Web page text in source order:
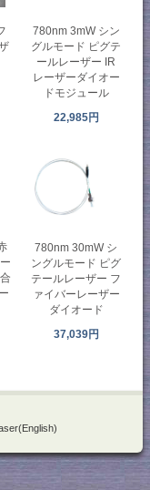
780nm 3mW シン
グルモード ピグテ
ールレーザー IR
レーザーダイオー
ドモジュール
22,985円
780nm 30mW シ
ングルモード ピグ
テールレーザー フ
ァイバーレーザー
ダイオード
37,039円